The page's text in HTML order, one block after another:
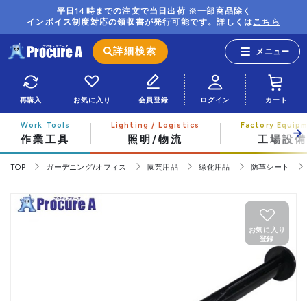
平日14時までの注文で当日出荷 ※一部商品除く
インボイス制度対応の領収書が発行可能です。詳しくはこちら
詳細検索
再購入 お気に入り 会員登録 ログイン カート
作業工具 照明/物流 工場設備
TOP ガーデニング/オフィス 園芸用品 緑化用品 防草シート
お気に入り
登録